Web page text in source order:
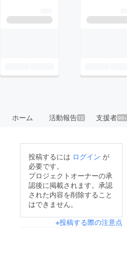
ホーム 活動報告12 支援者99+
投稿するには ログイン が
必要です。
プロジェクトオーナーの承
認後に掲載されます。承認
された内容を削除すること
はできません。
※投稿する際の注意点